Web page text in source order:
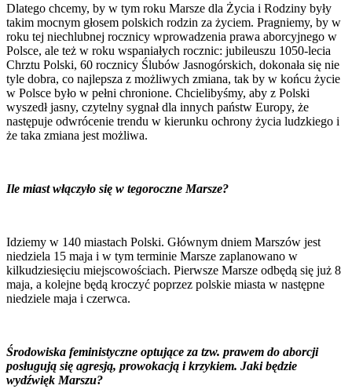
Dlatego chcemy, by w tym roku Marsze dla Życia i Rodziny były
takim mocnym głosem polskich rodzin za życiem. Pragniemy, by w
roku tej niechlubnej rocznicy wprowadzenia prawa aborcyjnego w
Polsce, ale też w roku wspaniałych rocznic: jubileuszu 1050-lecia
Chrztu Polski, 60 rocznicy Ślubów Jasnogórskich, dokonała się nie
tyle dobra, co najlepsza z możliwych zmiana, tak by w końcu życie
w Polsce było w pełni chronione. Chcielibyśmy, aby z Polski
wyszedł jasny, czytelny sygnał dla innych państw Europy, że
następuje odwrócenie trendu w kierunku ochrony życia ludzkiego i
że taka zmiana jest możliwa.
Ile miast włączyło się w tegoroczne Marsze?
Idziemy w 140 miastach Polski. Głównym dniem Marszów jest
niedziela 15 maja i w tym terminie Marsze zaplanowano w
kilkudziesięciu miejscowościach. Pierwsze Marsze odbędą się już 8
maja, a kolejne będą kroczyć poprzez polskie miasta w następne
niedziele maja i czerwca.
Środowiska feministyczne optujące za tzw. prawem do aborcji
posługują się agresją, prowokacją i krzykiem. Jaki będzie
wydźwięk Marszu?